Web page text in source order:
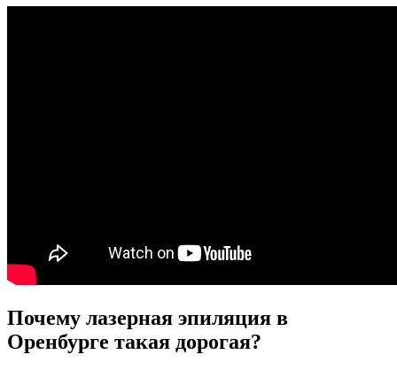
Почему лазерная эпиляция в
Оренбурге такая дорогая?